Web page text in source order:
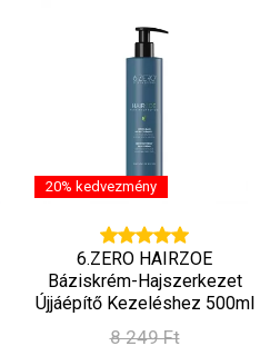
20% kedvezmény
6.ZERO HAIRZOE
Báziskrém-Hajszerkezet
Újjáépítő Kezeléshez 500ml
8 249 Ft